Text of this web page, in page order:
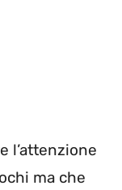
l’attenzione
ma che